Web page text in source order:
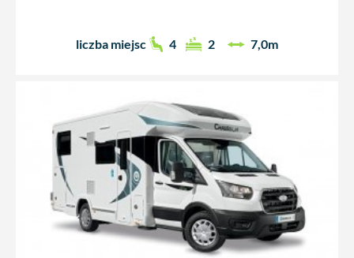
liczba miejsc 4 2 7,0m